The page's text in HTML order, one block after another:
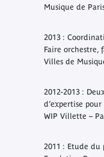
Musique de
2013 :
Faire orchestre,
Villes de
2012-2013 :
d’expertise
WIP Villette –
2011 : Etude du